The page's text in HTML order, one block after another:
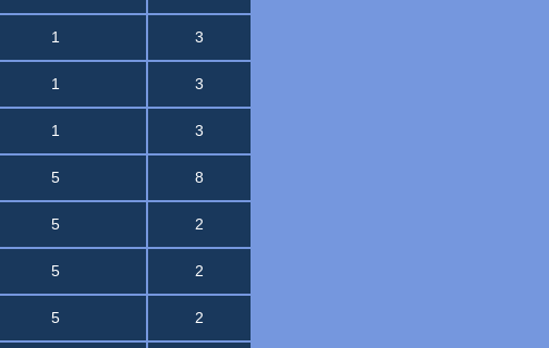
1 3
1 3
1 3
5 8
5 2
5 2
5 2